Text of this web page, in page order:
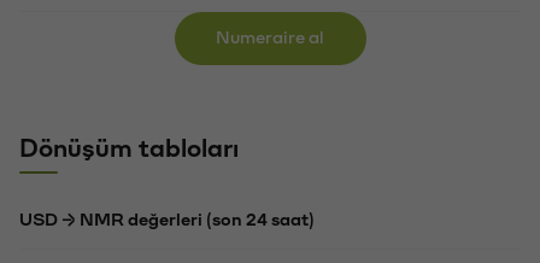
Numeraire al
Dönüşüm tabloları
USD → NMR değerleri (son 24 saat)